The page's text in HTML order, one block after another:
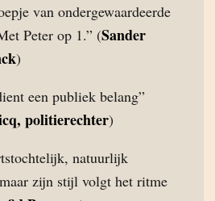
van ondergewaardeerde
Peter op 1.” (Sander
)
een publiek belang”
politierechter)
natuurlijk
zijn stijl volgt het ritme